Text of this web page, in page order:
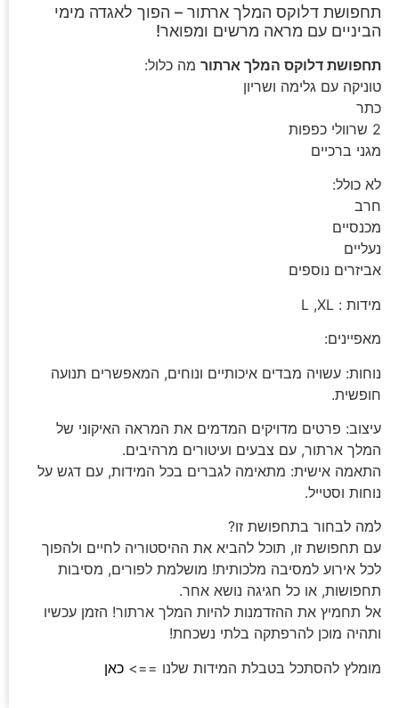
תחפושת דלוקס המלך ארתור – הפוך לאגדה מימי
הביניים עם מראה מרשים ומפואר!
תחפושת דלוקס המלך ארתור מה כלול:
טוניקה עם גלימה ושריון
כתר
2 שרוולי כפפות
מגני ברכיים
לא כולל:
חרב
מכנסיים
נעליים
אביזרים נוספים
מידות : L ,XL
מאפיינים:
נוחות: עשויה מבדים איכותיים ונוחים, המאפשרים תנועה
חופשית.
עיצוב: פרטים מדויקים המדמים את המראה האיקוני של
המלך ארתור, עם צבעים ועיטורים מרהיבים.
התאמה אישית: מתאימה לגברים בכל המידות, עם דגש על
נוחות וסטייל.
למה לבחור בתחפושת זו?
עם תחפושת זו, תוכל להביא את ההיסטוריה לחיים ולהפוך
לכל אירוע למסיבה מלכותית! מושלמת לפורים, מסיבות
תחפושות, או כל חגיגה נושא אחר.
אל תחמיץ את ההזדמנות להיות המלך ארתור! הזמן עכשיו
ותהיה מוכן להרפתקה בלתי נשכחת!
מומלץ להסתכל בטבלת המידות שלנו ==> כאן